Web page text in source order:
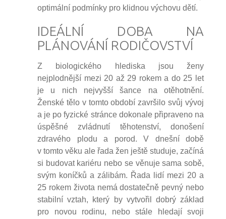
optimální podmínky pro klidnou výchovu dětí.
IDEÁLNÍ DOBA NA
PLÁNOVÁNÍ RODIČOVSTVÍ
Z biologického hlediska jsou ženy
nejplodnější mezi 20 až 29 rokem a do 25 let
je u nich nejvyšší šance na otěhotnění.
Ženské tělo v tomto období završilo svůj vývoj
a je po fyzické stránce dokonale připraveno na
úspěšné zvládnutí těhotenství, donošení
zdravého plodu a porod. V dnešní době
v tomto věku ale řada žen ještě studuje, začíná
si budovat kariéru nebo se věnuje sama sobě,
svým koníčků a zálibám. Řada lidí mezi 20 a
25 rokem života nemá dostatečně pevný nebo
stabilní vztah, který by vytvořil dobrý základ
pro novou rodinu, nebo stále hledají svoji